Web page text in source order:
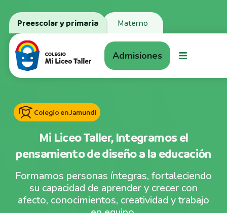
Preescolar y primaria Materno
Admisiones
Colegio en Jamundí
Mi Liceo Taller, Integramos el
pensamiento de diseño a la educación
Formamos personas íntegras, fortaleciendo
su capacidad de aprender y crecer con
afecto, conocimientos, creatividad y trabajo